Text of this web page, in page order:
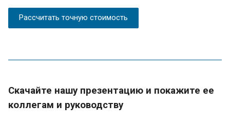
Рассчитать точную стоимость
Скачайте нашу презентацию и покажите ее
коллегам и руководству